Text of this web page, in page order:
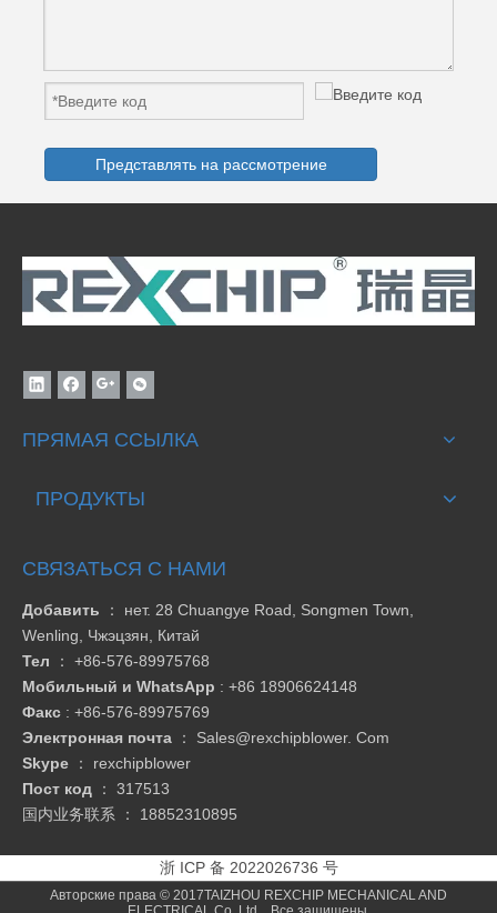
Представлять на рассмотрение
ПРЯМАЯ ССЫЛКА
ПРОДУКТЫ
СВЯЗАТЬСЯ С НАМИ
Добавить
： нет. 28 Chuangye Road, Songmen Town,
Wenling, Чжэцзян, Китай
Тел
： +86-576-89975768
Мобильный и WhatsApp : +86 18906624148
Факс : +86-576-89975769
Электронная почта
： Sales@rexchipblower. Com
Skype
： rexchipblower
Пост код
： 317513
国内业务联系 ： 18852310895
浙 ICP 备 2022026736 号
Авторские права © 2017TAIZHOU REXCHIP MECHANICAL AND